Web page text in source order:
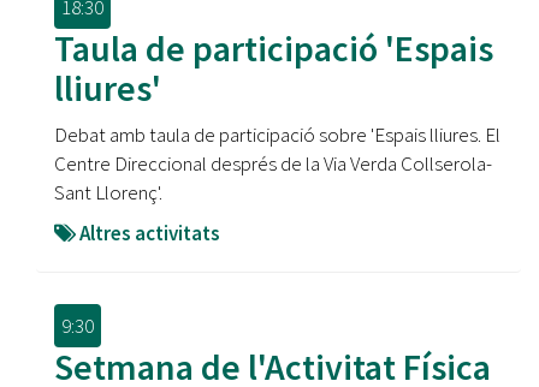
18:30
Taula de participació 'Espais
lliures'
Debat amb taula de participació sobre 'Espais lliures. El
Centre Direccional després de la Via Verda Collserola-
Sant Llorenç'.
Altres activitats
9:30
Setmana de l'Activitat Física